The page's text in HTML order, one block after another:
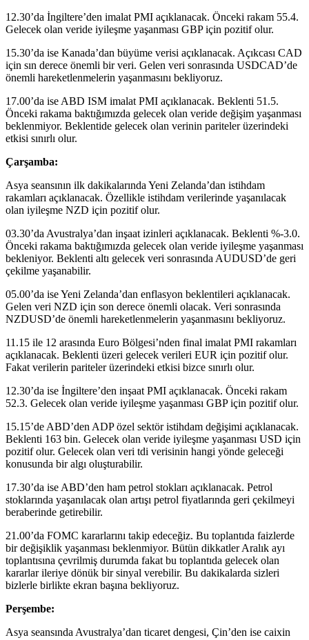
12.30’da İngiltere’den imalat PMI açıklanacak. Önceki rakam 55.4.
Gelecek olan veride iyileşme yaşanması GBP için pozitif olur.
15.30’da ise Kanada’dan büyüme verisi açıklanacak. Açıkcası CAD
için sın derece önemli bir veri. Gelen veri sonrasında USDCAD’de
önemli hareketlenmelerin yaşanmasını bekliyoruz.
17.00’da ise ABD ISM imalat PMI açıklanacak. Beklenti 51.5.
Önceki rakama baktığımızda gelecek olan veride değişim yaşanması
beklenmiyor. Beklentide gelecek olan verinin pariteler üzerindeki
etkisi sınırlı olur.
Çarşamba:
Asya seansının ilk dakikalarında Yeni Zelanda’dan istihdam
rakamları açıklanacak. Özellikle istihdam verilerinde yaşanılacak
olan iyileşme NZD için pozitif olur.
03.30’da Avustralya’dan inşaat izinleri açıklanacak. Beklenti %-3.0.
Önceki rakama baktığımızda gelecek olan veride iyileşme yaşanması
bekleniyor. Beklenti altı gelecek veri sonrasında AUDUSD’de geri
çekilme yaşanabilir.
05.00’da ise Yeni Zelanda’dan enflasyon beklentileri açıklanacak.
Gelen veri NZD için son derece önemli olacak. Veri sonrasında
NZDUSD’de önemli hareketlenmelerin yaşanmasını bekliyoruz.
11.15 ile 12 arasında Euro Bölgesi’nden final imalat PMI rakamları
açıklanacak. Beklenti üzeri gelecek verileri EUR için pozitif olur.
Fakat verilerin pariteler üzerindeki etkisi bizce sınırlı olur.
12.30’da ise İngiltere’den inşaat PMI açıklanacak. Önceki rakam
52.3. Gelecek olan veride iyileşme yaşanması GBP için pozitif olur.
15.15’de ABD’den ADP özel sektör istihdam değişimi açıklanacak.
Beklenti 163 bin. Gelecek olan veride iyileşme yaşanması USD için
pozitif olur. Gelecek olan veri tdi verisinin hangi yönde geleceği
konusunda bir algı oluşturabilir.
17.30’da ise ABD’den ham petrol stokları açıklanacak. Petrol
stoklarında yaşanılacak olan artışı petrol fiyatlarında geri çekilmeyi
beraberinde getirebilir.
21.00’da FOMC kararlarını takip edeceğiz. Bu toplantıda faizlerde
bir değişiklik yaşanması beklenmiyor. Bütün dikkatler Aralık ayı
toplantısına çevrilmiş durumda fakat bu toplantıda gelecek olan
kararlar ileriye dönük bir sinyal verebilir. Bu dakikalarda sizleri
bizlerle birlikte ekran başına bekliyoruz.
Perşembe:
Asya seansında Avustralya’dan ticaret dengesi, Çin’den ise caixin